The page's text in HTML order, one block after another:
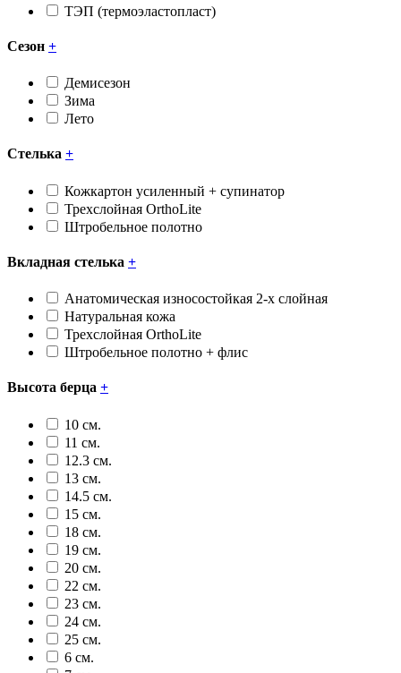
ТЭП (термоэластопласт)
Сезон +
Демисезон
Зима
Лето
Стелька +
Кожкартон усиленный + супинатор
Трехслойная OrthoLite
Штробельное полотно
Вкладная стелька +
Анатомическая износостойкая 2-х слойная
Натуральная кожа
Трехслойная OrthoLite
Штробельное полотно + флис
Высота берца +
10 см.
11 см.
12.3 см.
13 см.
14.5 см.
15 см.
18 см.
19 см.
20 см.
22 см.
23 см.
24 см.
25 см.
6 см.